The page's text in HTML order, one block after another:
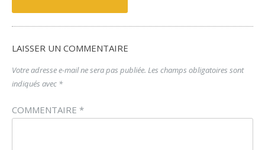
LAISSER UN COMMENTAIRE
Votre adresse e-mail ne sera pas publiée. Les champs obligatoires sont
indiqués avec *
COMMENTAIRE *